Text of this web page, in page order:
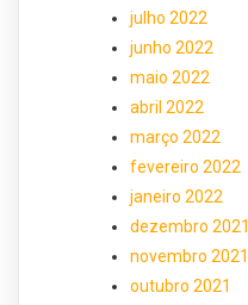
julho 2022
junho 2022
maio 2022
abril 2022
março 2022
fevereiro 2022
janeiro 2022
dezembro 2021
novembro 2021
outubro 2021